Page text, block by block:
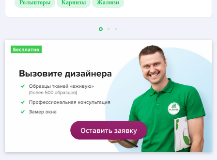
Рольшторы Карнизы Жалюзи